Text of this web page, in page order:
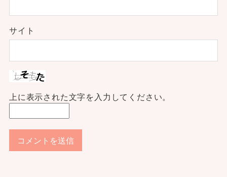
サイト
上に表示された文字を入力してください。